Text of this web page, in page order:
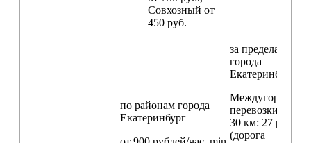
Совхозный от
450 руб.
по районам города
Екатеринбург
за пределами
города
Екатеринбург
Междугородние
перевозки
30 км: 27 руб./км
(дорога